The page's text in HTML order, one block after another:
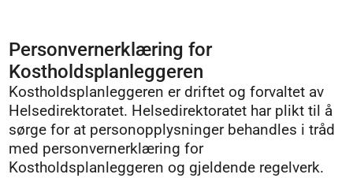
Personvernerklæring for
Kostholdsplanleggeren
Kostholdsplanleggeren er driftet og forvaltet av
Helsedirektoratet. Helsedirektoratet har plikt til å
sørge for at personopplysninger behandles i tråd
med personvernerklæring for
Kostholdsplanleggeren og gjeldende regelverk.